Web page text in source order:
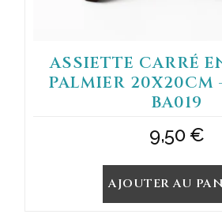
ASSIETTE CARRÉ
PALMIER 20X20CM
BA019
9,50€
AJOUTER AU